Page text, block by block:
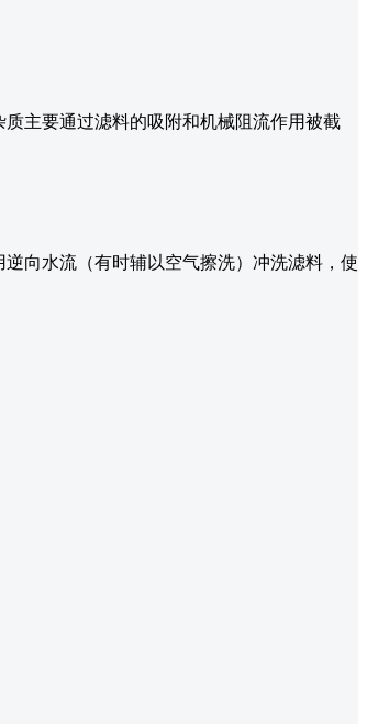
主要通过滤料的吸附和机械阻流作用被截
向水流（有时辅以空气擦洗）冲洗滤料，使